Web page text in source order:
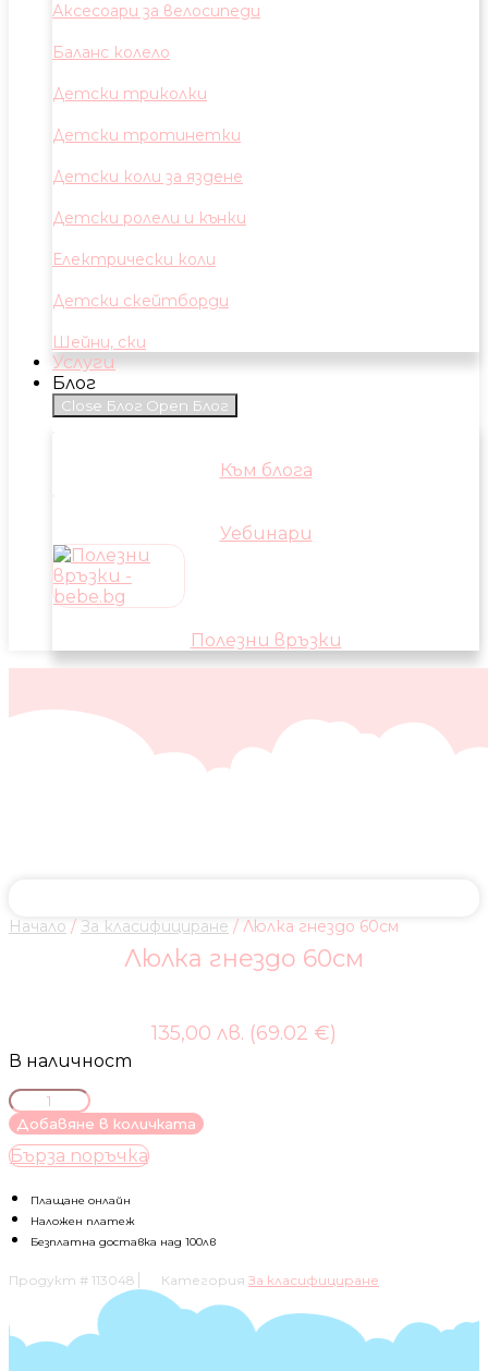
Аксесоари за велосипеди
Баланс колело
Детски триколки
Детски тротинетки
Детски коли за яздене
Детски ролели и кънки
Електрически коли
Детски скейтборди
Шейни, ски
Услуги
Блог
Close Блог Open Блог
Към блога
Уебинари
Полезни връзки
Начало / За класифициране / Люлка гнездо 60см
Люлка гнездо 60см
135,00 лв. (69.02 €)
В наличност
количество
за
Люлка
гнездо
Добавяне в количката
Бърза поръчка
Плащане онлайн
Наложен платеж
Безплатна доставка над 100лв
Продукт # 113048 Категория За класифициране